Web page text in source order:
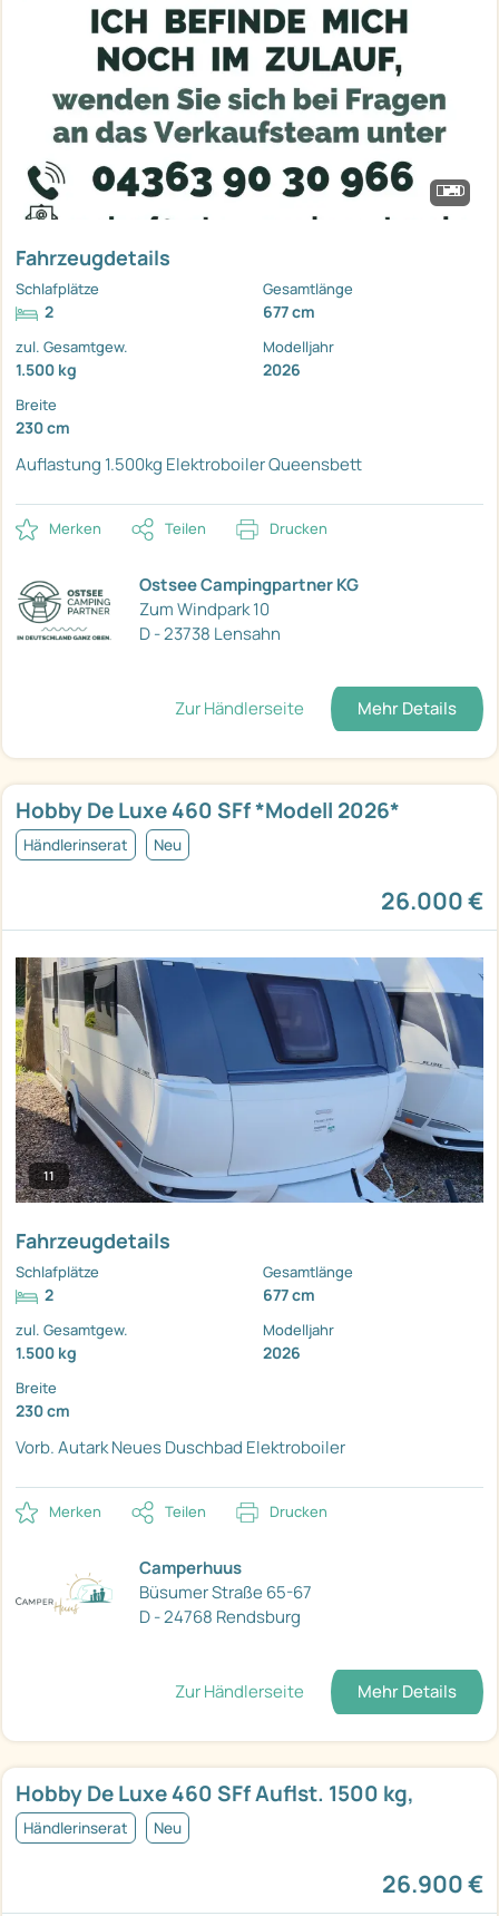
Fahrzeugdetails
Schlafplätze
2
Gesamtlänge
677 cm
zul. Gesamtgew.
1.500 kg
Modelljahr
2026
Breite
230 cm
Auflastung 1.500kg ElektroboilerQueensbett
Merken Teilen Drucken
Ostsee Campingpartner KG
Zum Windpark 10
D - 23738 Lensahn
Zur Händlerseite Mehr Details
Hobby De Luxe 460 SFf *Modell 2026*
Händlerinserat Neu
26.000 €
11
Fahrzeugdetails
Schlafplätze
2
Gesamtlänge
677 cm
zul. Gesamtgew.
1.500 kg
Modelljahr
2026
Breite
230 cm
Vorb. AutarkNeues Duschbad Elektroboiler
Merken Teilen Drucken
Camperhuus
Büsumer Straße 65-67
D - 24768 Rendsburg
Zur Händlerseite Mehr Details
Hobby De Luxe 460 SFf Auflst. 1500 kg,
Händlerinserat Neu
26.900 €